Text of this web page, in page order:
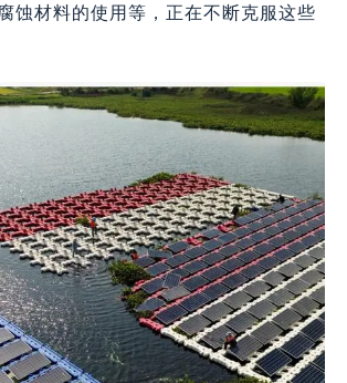
蚀材料的使用等，正在不断克服这些